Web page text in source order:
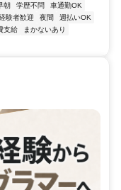
朝 学歴不問
車通勤OK
験者歓迎 夜間
週払いOK
支給
まかないあり